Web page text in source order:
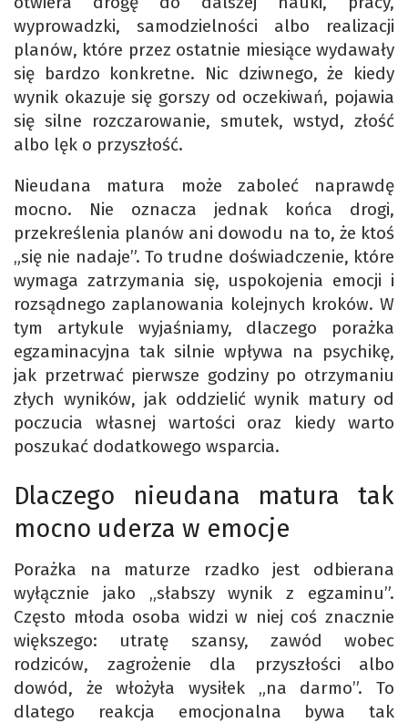
wyprowadzki, samodzielności albo realizacji
planów, które przez ostatnie miesiące wydawały
się bardzo konkretne. Nic dziwnego, że kiedy
wynik okazuje się gorszy od oczekiwań, pojawia
się silne rozczarowanie, smutek, wstyd, złość
albo lęk o przyszłość.
Nieudana matura może zaboleć naprawdę
mocno. Nie oznacza jednak końca drogi,
przekreślenia planów ani dowodu na to, że ktoś
„się nie nadaje”. To trudne doświadczenie, które
wymaga zatrzymania się, uspokojenia emocji i
rozsądnego zaplanowania kolejnych kroków. W
tym artykule wyjaśniamy, dlaczego porażka
egzaminacyjna tak silnie wpływa na psychikę,
jak przetrwać pierwsze godziny po otrzymaniu
złych wyników, jak oddzielić wynik matury od
poczucia własnej wartości oraz kiedy warto
poszukać dodatkowego wsparcia.
Dlaczego nieudana matura tak
mocno uderza w emocje
Porażka na maturze rzadko jest odbierana
wyłącznie jako „słabszy wynik z egzaminu”.
Często młoda osoba widzi w niej coś znacznie
większego: utratę szansy, zawód wobec
rodziców, zagrożenie dla przyszłości albo
dowód, że włożyła wysiłek „na darmo”. To
dlatego reakcja emocjonalna bywa tak